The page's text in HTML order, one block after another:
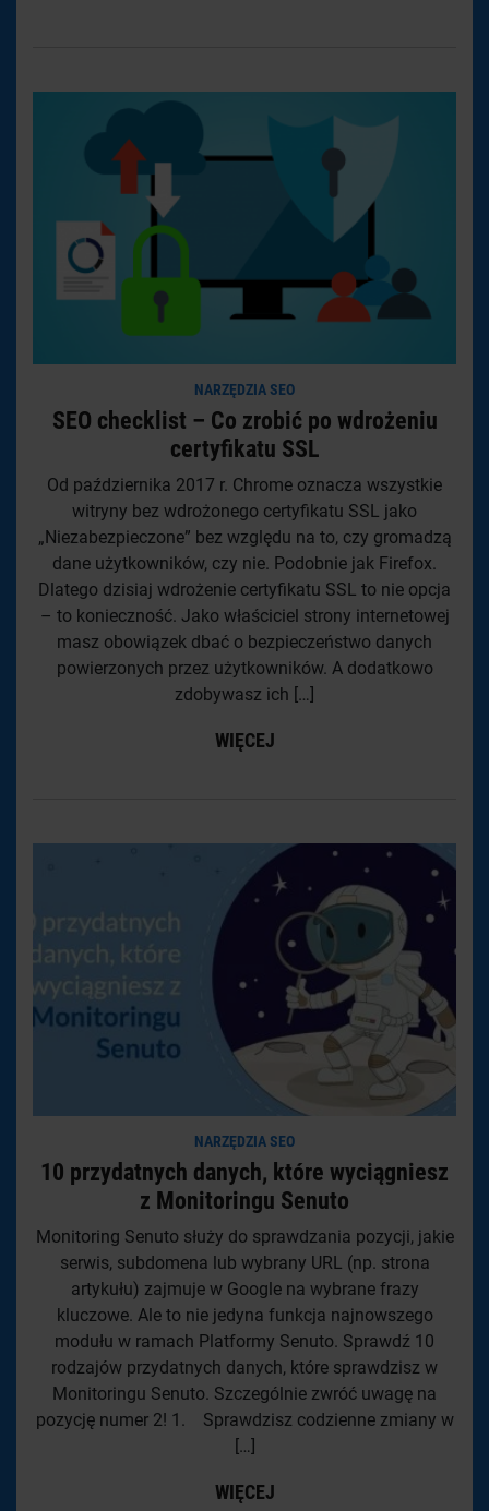
NARZĘDZIA SEO
SEO checklist – Co zrobić po wdrożeniu
certyfikatu SSL
Od października 2017 r. Chrome oznacza wszystkie
witryny bez wdrożonego certyfikatu SSL jako
„Niezabezpieczone” bez względu na to, czy gromadzą
dane użytkowników, czy nie. Podobnie jak Firefox.
Dlatego dzisiaj wdrożenie certyfikatu SSL to nie opcja
– to konieczność. Jako właściciel strony internetowej
masz obowiązek dbać o bezpieczeństwo danych
powierzonych przez użytkowników. A dodatkowo
zdobywasz ich […]
WIĘCEJ
NARZĘDZIA SEO
10 przydatnych danych, które wyciągniesz
z Monitoringu Senuto
Monitoring Senuto służy do sprawdzania pozycji, jakie
serwis, subdomena lub wybrany URL (np. strona
artykułu) zajmuje w Google na wybrane frazy
kluczowe. Ale to nie jedyna funkcja najnowszego
modułu w ramach Platformy Senuto. Sprawdź 10
rodzajów przydatnych danych, które sprawdzisz w
Monitoringu Senuto. Szczególnie zwróć uwagę na
pozycję numer 2! 1. Sprawdzisz codzienne zmiany w
[…]
WIĘCEJ